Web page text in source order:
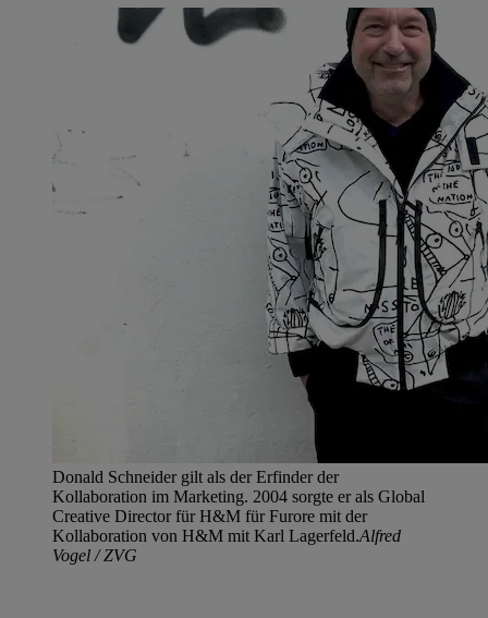
Donald Schneider gilt als der Erfinder der
Kollaboration im Marketing. 2004 sorgte er als Global
Creative Director für H&M für Furore mit der
Kollaboration von H&M mit Karl Lagerfeld.Alfred
Vogel / ZVG